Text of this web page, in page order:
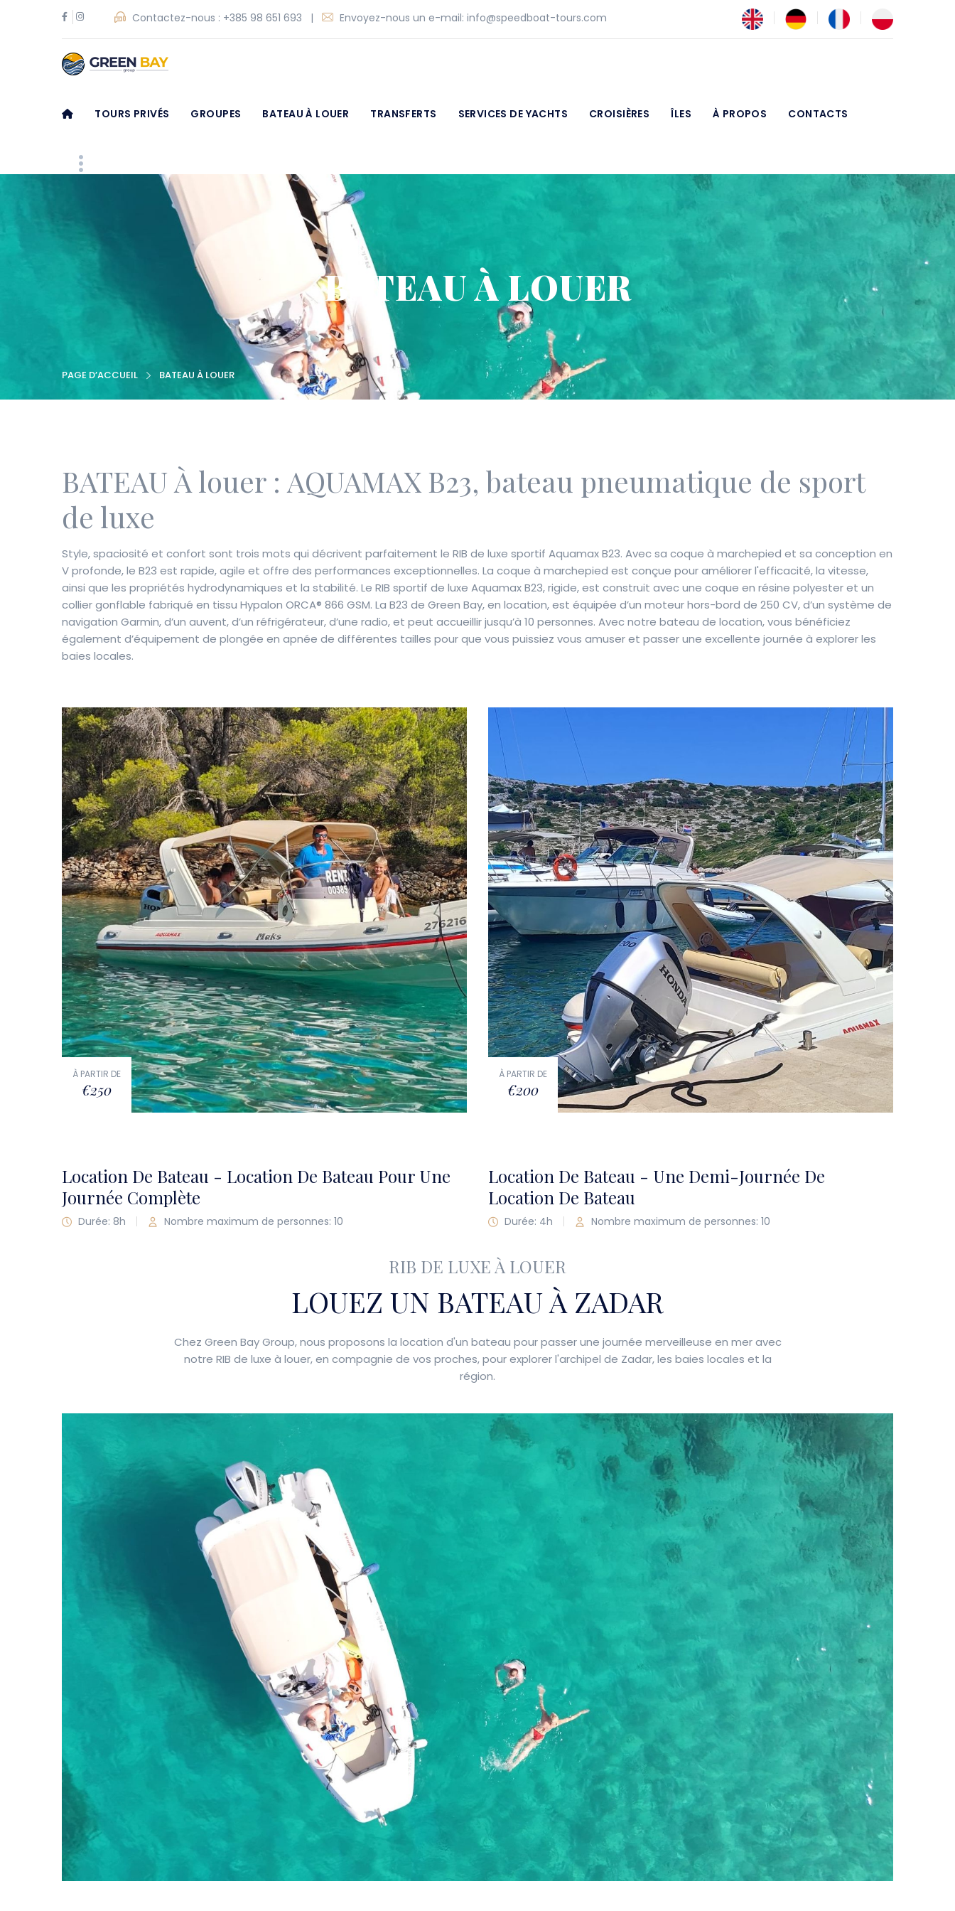
Contactez-nous : +385 98 651 693 | Envoyez-nous un e-mail: info@speedboat-tours.com
TOURS PRIVÉS GROUPES BATEAU À LOUER TRANSFERTS SERVICES DE YACHTS CROISIÈRES ÎLES À PROPOS CONTACTS
BATEAU À LOUER
PAGE D’ACCUEIL BATEAU À LOUER
BATEAU À louer : AQUAMAX B23, bateau pneumatique de sport
de luxe
Style, spaciosité et confort sont trois mots qui décrivent parfaitement le RIB de luxe sportif Aquamax B23. Avec sa coque à marchepied et sa conception en
V profonde, le B23 est rapide, agile et offre des performances exceptionnelles. La coque à marchepied est conçue pour améliorer l'efficacité, la vitesse,
ainsi que les propriétés hydrodynamiques et la stabilité. Le RIB sportif de luxe Aquamax B23, rigide, est construit avec une coque en résine polyester et un
collier gonflable fabriqué en tissu Hypalon ORCA® 866 GSM. La B23 de Green Bay, en location, est équipée d’un moteur hors-bord de 250 CV, d’un système de
navigation Garmin, d’un auvent, d’un réfrigérateur, d’une radio, et peut accueillir jusqu’à 10 personnes. Avec notre bateau de location, vous bénéficiez
également d’équipement de plongée en apnée de différentes tailles pour que vous puissiez vous amuser et passer une excellente journée à explorer les
baies locales.
À PARTIR DE
€250
Location De Bateau - Location De Bateau Pour Une
Journée Complète
Durée: 8h Nombre maximum de personnes: 10
À PARTIR DE
€200
Location De Bateau - Une Demi-Journée De
Location De Bateau
Durée: 4h Nombre maximum de personnes: 10
RIB DE LUXE À LOUER
LOUEZ UN BATEAU À ZADAR
Chez Green Bay Group, nous proposons la location d'un bateau pour passer une journée merveilleuse en mer avec
notre RIB de luxe à louer, en compagnie de vos proches, pour explorer l'archipel de Zadar, les baies locales et la
région.